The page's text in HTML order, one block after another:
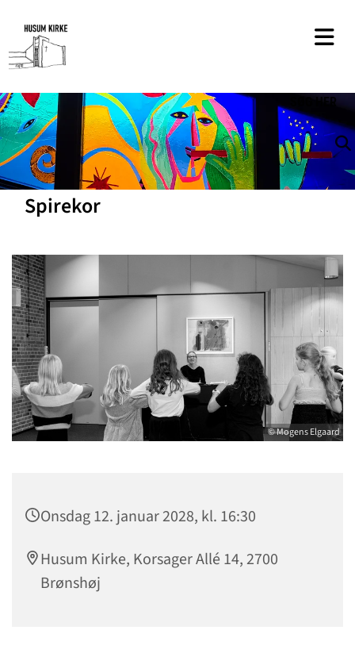
HER
Spirekor
© Mogens Elgaard
Onsdag 12. januar 2028, kl. 16:30
Husum Kirke, Korsager Allé 14, 2700
Brønshøj